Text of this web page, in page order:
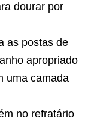
dourar por
as postas de
apropriado
uma camada
no refratário